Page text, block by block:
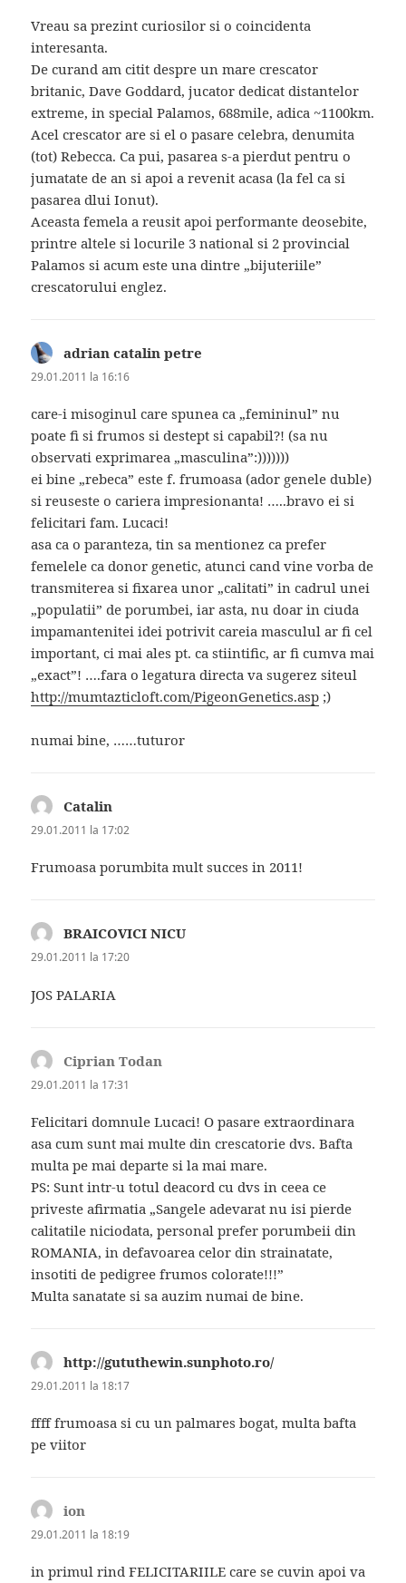
Vreau sa prezint curiosilor si o coincidenta
interesanta.
De curand am citit despre un mare crescator
britanic, Dave Goddard, jucator dedicat distantelor
extreme, in special Palamos, 688mile, adica ~1100km.
Acel crescator are si el o pasare celebra, denumita
(tot) Rebecca. Ca pui, pasarea s-a pierdut pentru o
jumatate de an si apoi a revenit acasa (la fel ca si
pasarea dlui Ionut).
Aceasta femela a reusit apoi performante deosebite,
printre altele si locurile 3 national si 2 provincial
Palamos si acum este una dintre „bijuteriile”
crescatorului englez.
adrian catalin petre
29.01.2011 la 16:16
care-i misoginul care spunea ca „femininul” nu
poate fi si frumos si destept si capabil?! (sa nu
observati exprimarea „masculina”:)))))))
ei bine „rebeca” este f. frumoasa (ador genele duble)
si reuseste o cariera impresionanta! …..bravo ei si
felicitari fam. Lucaci!
asa ca o paranteza, tin sa mentionez ca prefer
femelele ca donor genetic, atunci cand vine vorba de
transmiterea si fixarea unor „calitati” in cadrul unei
„populatii” de porumbei, iar asta, nu doar in ciuda
impamantenitei idei potrivit careia masculul ar fi cel
important, ci mai ales pt. ca stiintific, ar fi cumva mai
„exact”! ….fara o legatura directa va sugerez siteul
http://mumtazticloft.com/PigeonGenetics.asp ;)
numai bine, ……tuturor
Catalin
29.01.2011 la 17:02
Frumoasa porumbita mult succes in 2011!
BRAICOVICI NICU
29.01.2011 la 17:20
JOS PALARIA
Ciprian Todan
29.01.2011 la 17:31
Felicitari domnule Lucaci! O pasare extraordinara
asa cum sunt mai multe din crescatorie dvs. Bafta
multa pe mai departe si la mai mare.
PS: Sunt intr-u totul deacord cu dvs in ceea ce
priveste afirmatia „Sangele adevarat nu isi pierde
calitatile niciodata, personal prefer porumbeii din
ROMANIA, in defavoarea celor din strainatate,
insotiti de pedigree frumos colorate!!!”
Multa sanatate si sa auzim numai de bine.
http://gututhewin.sunphoto.ro/spune:
29.01.2011 la 18:17
ffff frumoasa si cu un palmares bogat, multa bafta
pe viitor
ion
29.01.2011 la 18:19
in primul rind FELICITARIILE care se cuvin apoi va